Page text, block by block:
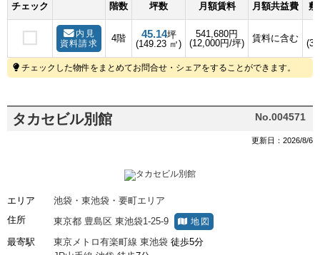
チェック 階数 坪数 月額賃料 月額共益費 敷
内見
資料請求
4階 45.14坪
(149.23 ㎡)
541,680円
(12,000円/坪)
賃料に含む
チェックした物件をまとめてお問合せ・シェアをすることができます。
タカセビル別館 No.004571
更新日：2026/8/6
エリア
池袋・東池袋・要町エリア
住所
東京都 豊島区 東池袋1-25-9 地図
最寄駅 東京メトロ有楽町線 東池袋 徒歩5分